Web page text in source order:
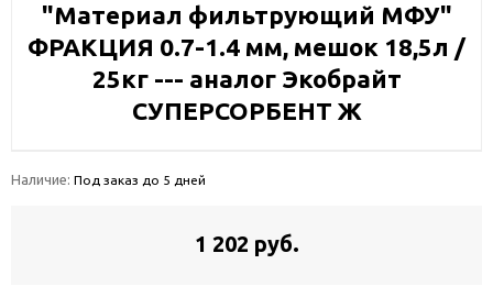
"Материал фильтрующий МФУ"
ФРАКЦИЯ 0.7-1.4 мм, мешок 18,5л /
25кг --- аналог Экобрайт
СУПЕРСОРБЕНТ Ж
Наличие: Под заказ до 5 дней
1 202 руб.